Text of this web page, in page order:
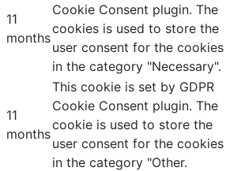
11
months
Cookie Consent plugin. The
cookies is used to store the
user consent for the cookies
in the category "Necessary".
11
months
This cookie is set by GDPR
Cookie Consent plugin. The
cookie is used to store the
user consent for the cookies
in the category "Other.